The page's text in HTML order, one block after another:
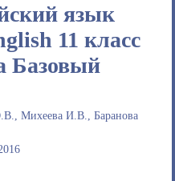
язык
11 класс
Базовый
Михеева И.В., Баранова